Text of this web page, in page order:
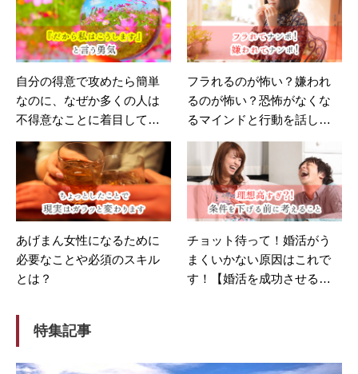
自分の得意で攻めたら簡単
なのに、なぜか多くの人は
不得意なことに着目してし
まう。
フラれるのが怖い？嫌われ
るのが怖い？恐怖がなくな
るマインドと行動を話しま
す。
あげまん女性になるために
必要なことや必須のスキル
とは？
チョット待って！婚活がう
まくいかない原因はこれで
す！【婚活を成功させる方
特集記事